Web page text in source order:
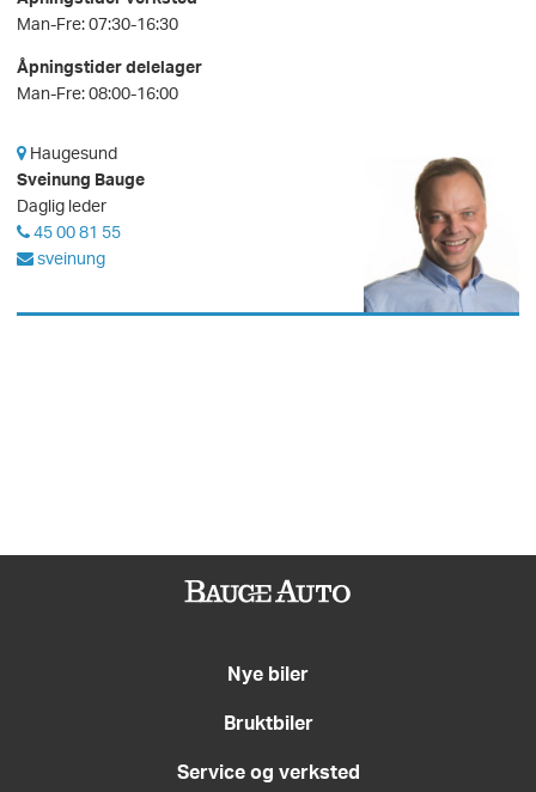
Man-Fre: 07:30-16:30
Åpningstider delelager
Man-Fre: 08:00-16:00
Haugesund
Sveinung Bauge
Daglig leder
45 00 81 55
sveinung
Nye biler
Bruktbiler
Service og verksted